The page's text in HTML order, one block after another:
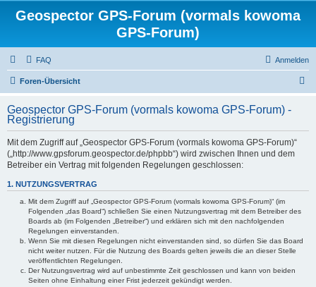
Geospector GPS-Forum (vormals kowoma
GPS-Forum)
FAQ Anmelden
Foren-Übersicht
h
Geospector GPS-Forum (vormals kowoma GPS-Forum) -
Registrierung
Mit dem Zugriff auf „Geospector GPS-Forum (vormals kowoma GPS-Forum)“
(„http://www.gpsforum.geospector.de/phpbb“) wird zwischen Ihnen und dem
Betreiber ein Vertrag mit folgenden Regelungen geschlossen:
1. NUTZUNGSVERTRAG
Mit dem Zugriff auf „Geospector GPS-Forum (vormals kowoma GPS-Forum)“ (im
Folgenden „das Board“) schließen Sie einen Nutzungsvertrag mit dem Betreiber des
Boards ab (im Folgenden „Betreiber“) und erklären sich mit den nachfolgenden
Regelungen einverstanden.
Wenn Sie mit diesen Regelungen nicht einverstanden sind, so dürfen Sie das Board
nicht weiter nutzen. Für die Nutzung des Boards gelten jeweils die an dieser Stelle
veröffentlichten Regelungen.
Der Nutzungsvertrag wird auf unbestimmte Zeit geschlossen und kann von beiden
Seiten ohne Einhaltung einer Frist jederzeit gekündigt werden.